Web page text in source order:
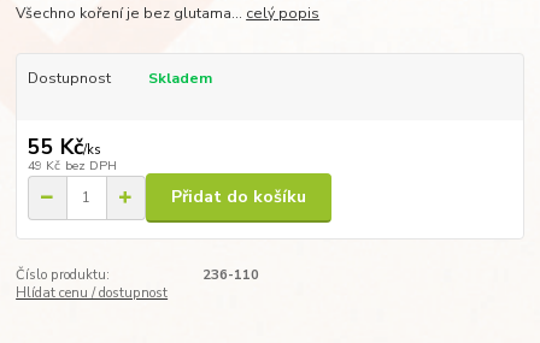
Všechno koření je bez glutama... celý popis
Dostupnost Skladem
55 Kč/ks
49 Kč bez DPH
Přidat do košíku
Číslo produktu:
236-110
Hlídat cenu / dostupnost